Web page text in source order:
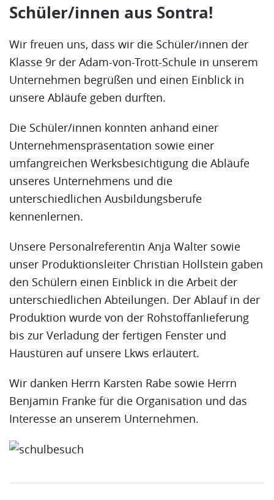
Schüler/innen aus Sontra!
Wir freuen uns, dass wir die Schüler/innen der
Klasse 9r der Adam-von-Trott-Schule in unserem
Unternehmen begrüßen und einen Einblick in
unsere Abläufe geben durften.
Die Schüler/innen konnten anhand einer
Unternehmenspräsentation sowie einer
umfangreichen Werksbesichtigung die Abläufe
unseres Unternehmens und die
unterschiedlichen Ausbildungsberufe
kennenlernen.
Unsere Personalreferentin Anja Walter sowie
unser Produktionsleiter Christian Hollstein gaben
den Schülern einen Einblick in die Arbeit der
unterschiedlichen Abteilungen. Der Ablauf in der
Produktion wurde von der Rohstoffanlieferung
bis zur Verladung der fertigen Fenster und
Haustüren auf unsere Lkws erläutert.
Wir danken Herrn Karsten Rabe sowie Herrn
Benjamin Franke für die Organisation und das
Interesse an unserem Unternehmen.